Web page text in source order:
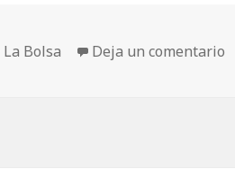
Categorías
La Bolsa Deja un comentario